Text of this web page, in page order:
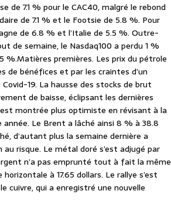
de 7.1 % pour le CAC40, malgré le rebond
de 7.1 % et le Footsie de 5.8 %. Pour
de 6.8 % et l’Italie de 5.5 %. Outre-
de semaine, le Nasdaq100 a perdu 1 %
%.Matières premières. Les prix du pétrole
de bénéfices et par les craintes d’un
19. La hausse des stocks de brut
de baisse, éclipsant les dernières
montrée plus optimiste en révisant à la
Le Brent a lâché ainsi 8 % à 38.8
d’autant plus la semaine dernière a
risque. Le métal doré s’est adjugé par
n’a pas emprunté tout à fait la même
à 17.65 dollars. Le rallye s’est
cuivre, qui a enregistré une nouvelle